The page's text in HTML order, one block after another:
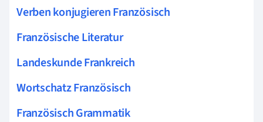
Verben konjugieren Französisch
Französische Literatur
Landeskunde Frankreich
Wortschatz Französisch
Französisch Grammatik